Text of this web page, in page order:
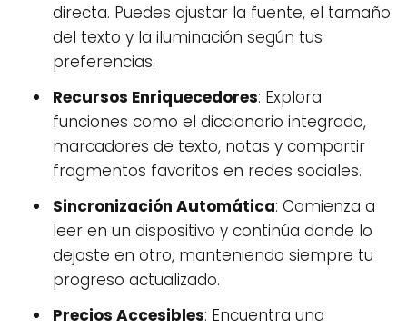
directa. Puedes ajustar la fuente, el tamaño
del texto y la iluminación según tus
preferencias.
Recursos Enriquecedores: Explora
funciones como el diccionario integrado,
marcadores de texto, notas y compartir
fragmentos favoritos en redes sociales.
Sincronización Automática: Comienza a
leer en un dispositivo y continúa donde lo
dejaste en otro, manteniendo siempre tu
progreso actualizado.
Precios Accesibles: Encuentra una